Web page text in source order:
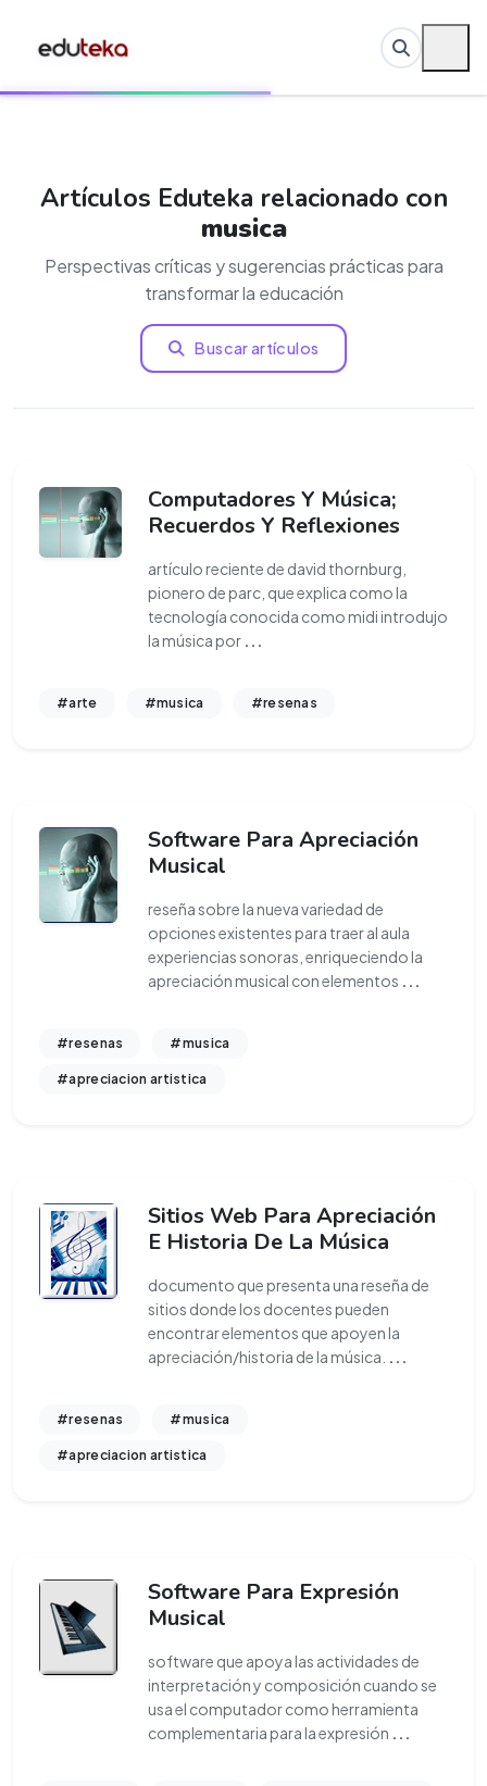
Artículos Eduteka relacionado con
musica
Perspectivas críticas y sugerencias prácticas para
transformar la educación
Buscar artículos
Computadores Y Música;
Recuerdos Y Reflexiones
artículo reciente de david thornburg,
pionero de parc, que explica como la
tecnología conocida como midi introdujo
la música por ...
#arte #musica #resenas
Software Para Apreciación
Musical
reseña sobre la nueva variedad de
opciones existentes para traer al aula
experiencias sonoras, enriqueciendo la
apreciación musical con elementos ...
#resenas #musica
#apreciacion artistica
Sitios Web Para Apreciación
E Historia De La Música
documento que presenta una reseña de
sitios donde los docentes pueden
encontrar elementos que apoyen la
apreciación/historia de la música. ...
#resenas #musica
#apreciacion artistica
Software Para Expresión
Musical
software que apoya las actividades de
interpretación y composición cuando se
usa el computador como herramienta
complementaria para la expresión ...